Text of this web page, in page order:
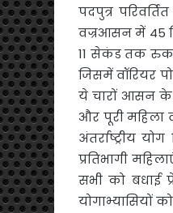
पदपुत्र
वज्रआसन में 45
11 सेकंड तक
जिसमें वॉरियर
ये चारों आसन के
और पूरी महिला
अंतर्राष्ट्रीय
प्रतिभागी
सभी को बधाई
योगाभ्यासियों